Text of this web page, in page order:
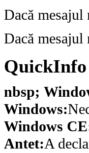
Dacă mesajul
Dacă mesajul
QuickInfo
nbsp;
Windows:
Windows
Antet:A